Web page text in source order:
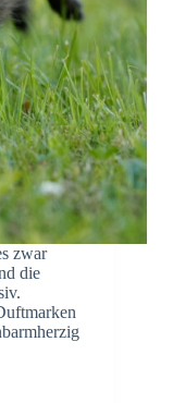
zwar
die